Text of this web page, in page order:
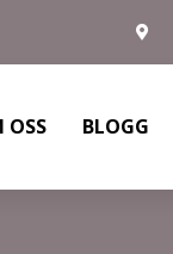
OSS BLOGG